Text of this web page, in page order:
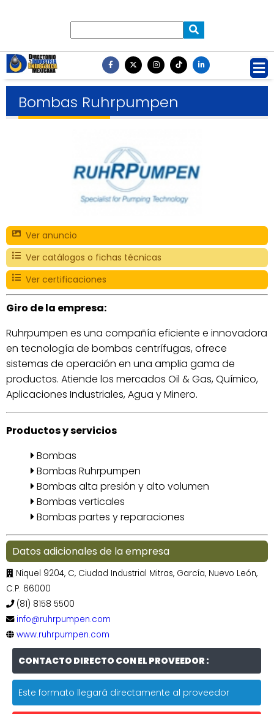
Bombas Ruhrpumpen
Ver anuncio
Ver catálogos o fichas técnicas
Ver certificaciones
Giro de la empresa:
Ruhrpumpen es una compañía eficiente e innovadora
en tecnología de bombas centrífugas, ofrece
sistemas de operación en una amplia gama de
productos. Atiende los mercados Oil & Gas, Químico,
Aplicaciones Industriales, Agua y Minero.
Productos y servicios
Bombas
Bombas Ruhrpumpen
Bombas alta presión y alto volumen
Bombas verticales
Bombas partes y reparaciones
Datos adicionales de la empresa
Níquel 9204, C, Ciudad Industrial Mitras, García, Nuevo León,
C.P. 66000
(81) 8158 5500
info@ruhrpumpen.com
www.ruhrpumpen.com
CONTACTO DIRECTO CON EL PROVEEDOR :
Este formato llegará directamente al proveedor